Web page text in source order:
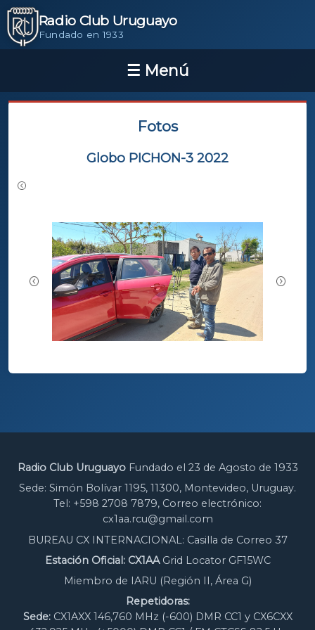
Radio Club Uruguayo
Fundado en 1933
Fotos
Globo PICHON-3 2022
Radio Club UruguayoFundado el 23 de Agosto de 1933
Sede: Simón Bolívar 1195, 11300, Montevideo, Uruguay.
Tel: +598 2708 7879, Correo electrónico:
cx1aa.rcu@gmail.com
BUREAU CX INTERNACIONAL: Casilla de Correo 37
Estación Oficial: CX1AAGrid Locator GF15WC
Miembro de IARU (Región II, Área G)
Repetidoras:
Sede:CX1AXX 146,760 MHz (-600) DMR CC1 y CX6CXX